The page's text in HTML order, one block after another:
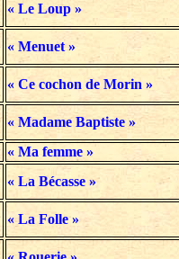
« Le Loup »
« Menuet »
« Ce cochon de Morin »
« Madame Baptiste »
« Ma femme »
« La Bécasse »
« La Folle »